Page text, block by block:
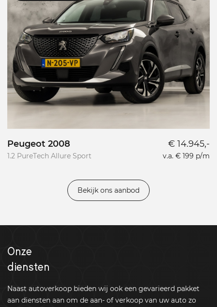
Peugeot 2008
1.2 PureTech Allure Sport
€ 14.945,-
v.a. € 199 p/m
Bekijk ons aanbod
Onze
diensten
Naast autoverkoop bieden wij ook een gevarieerd pakket
aan diensten aan om de aan- of verkoop van uw auto zo